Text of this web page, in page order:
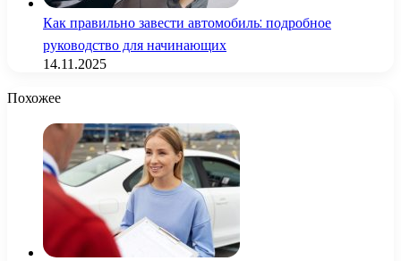
Как правильно завести автомобиль: подробное
руководство для начинающих
14.11.2025
Похожее